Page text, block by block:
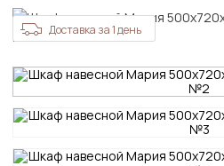
Доставка за 1 день